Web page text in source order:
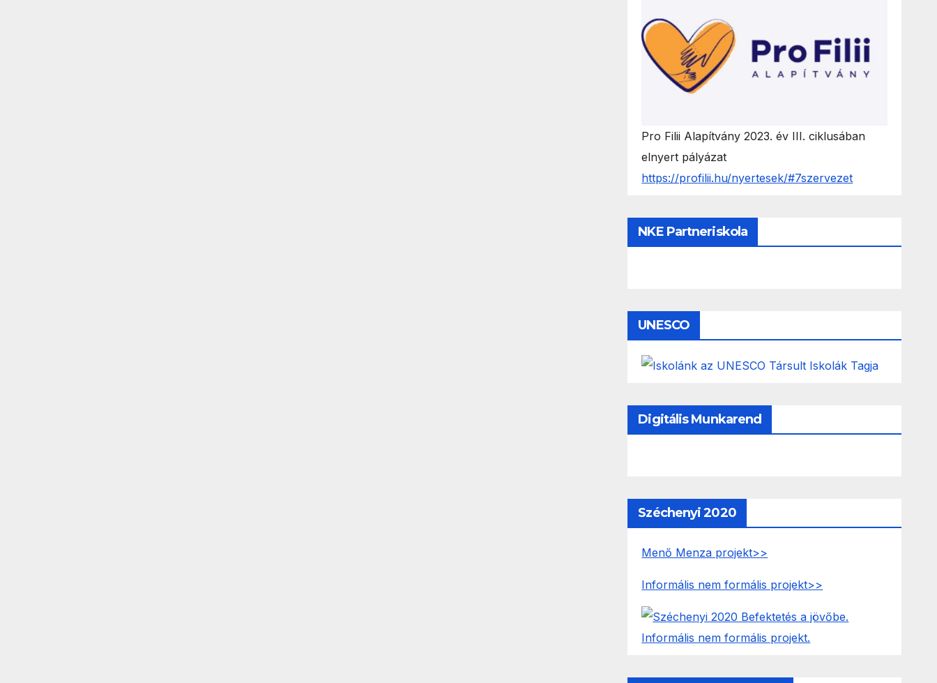
Pro Filii Alapítvány 2023. év III. ciklusában
elnyert pályázat
https://profilii.hu/nyertesek/#7szervezet
NKE Partneriskola
UNESCO
Digitális Munkarend
Széchenyi 2020
Menő Menza projekt>>
Informális nem formális projekt>>